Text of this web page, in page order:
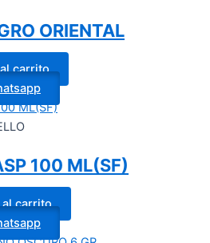
ORIENTAL
carrito
100 ML(SF)
carrito